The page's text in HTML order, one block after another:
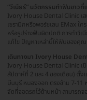
“วีเนียร์” นวัตกรรมทำฟันขาวที่
Ivory House Dental Clinic เ
เซรามิกหรือพอร์ซเลน EMax ใค
หรือรูปร่างฟันผิดปกติ การทำวีเ
แก้ไข ปัญหาเหล่านี้ให้ฟันของคุ
เดินทางมา Ivory House
Ivory House Dental Clinic เ
สัปดาห์ที่ 2 และ 4 ของเดือน) ตั้
มีนบุรี หนองจอก ตรงข้าม 7-11
จัดที่จอดรถไว้ด้านหน้า สามารถจ